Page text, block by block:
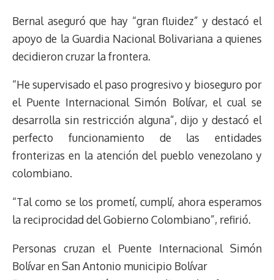
a
d
s
L
k
t
s
A
p
p
b
o
k
o
d
n
s
k
g
r
l
e
r
Bernal aseguró que hay “gran fluidez” y destacó el
apoyo de la Guardia Nacional Bolivariana a quienes
decidieron cruzar la frontera.
“He supervisado el paso progresivo y bioseguro por
el Puente Internacional Simón Bolívar, el cual se
desarrolla sin restricción alguna”, dijo y destacó el
perfecto funcionamiento de las entidades
fronterizas en la atención del pueblo venezolano y
colombiano.
“Tal como se los prometí, cumplí, ahora esperamos
la reciprocidad del Gobierno Colombiano”, refirió.
Personas cruzan el Puente Internacional Simón
Bolívar en San Antonio municipio Bolívar